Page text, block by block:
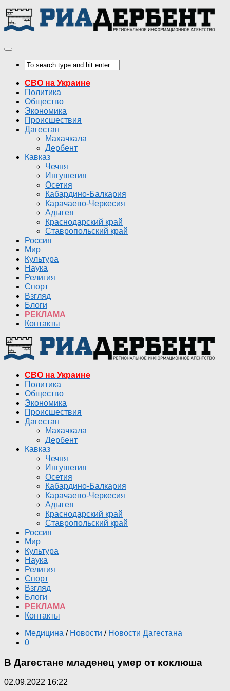
СВО на Украине
Политика
Общество
Экономика
Происшествия
Дагестан
Махачкала
Дербент
Кавказ
Чечня
Ингушетия
Осетия
Кабардино-Балкария
Карачаево-Черкесия
Адыгея
Краснодарский край
Ставропольский край
Россия
Мир
Культура
Наука
Религия
Спорт
Взгляд
Блоги
РЕКЛАМА
Контакты
СВО на Украине
Политика
Общество
Экономика
Происшествия
Дагестан
Махачкала
Дербент
Кавказ
Чечня
Ингушетия
Осетия
Кабардино-Балкария
Карачаево-Черкесия
Адыгея
Краснодарский край
Ставропольский край
Россия
Мир
Культура
Наука
Религия
Спорт
Взгляд
Блоги
РЕКЛАМА
Контакты
Медицина / Новости / Новости Дагестана
0
В Дагестане младенец умер от коклюша
02.09.2022 16:22